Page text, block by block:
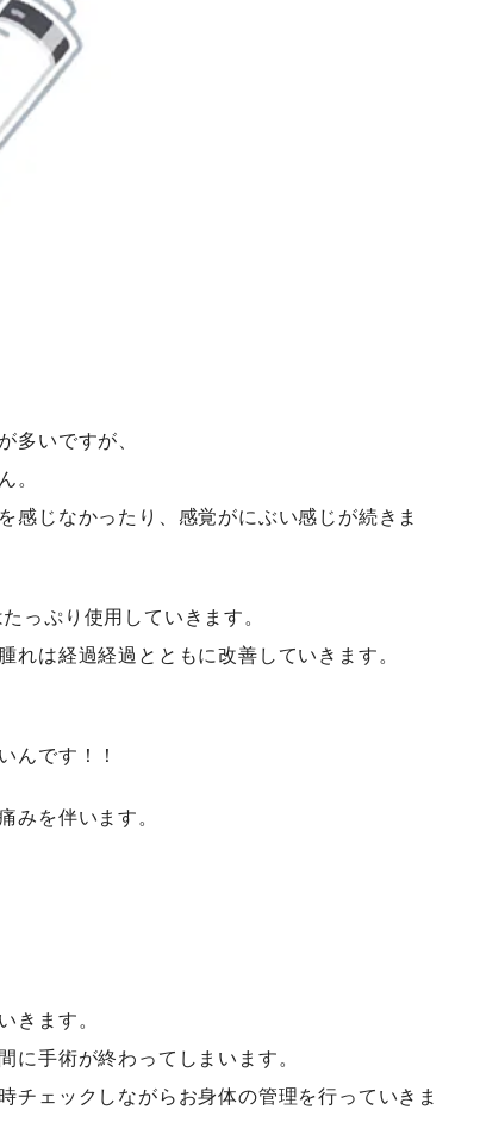
多いですが、
。
感じなかったり、感覚がにぶい感じが続きま
っぷり使用していきます。
れは経過経過とともに改善していきます。
んです！！
みを伴います。
きます。
に手術が終わってしまいます。
チェックしながらお身体の管理を行っていきま